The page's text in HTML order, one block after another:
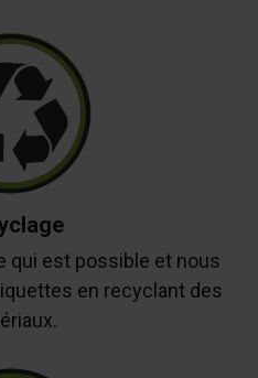
qui est possible et nous
en recyclant des